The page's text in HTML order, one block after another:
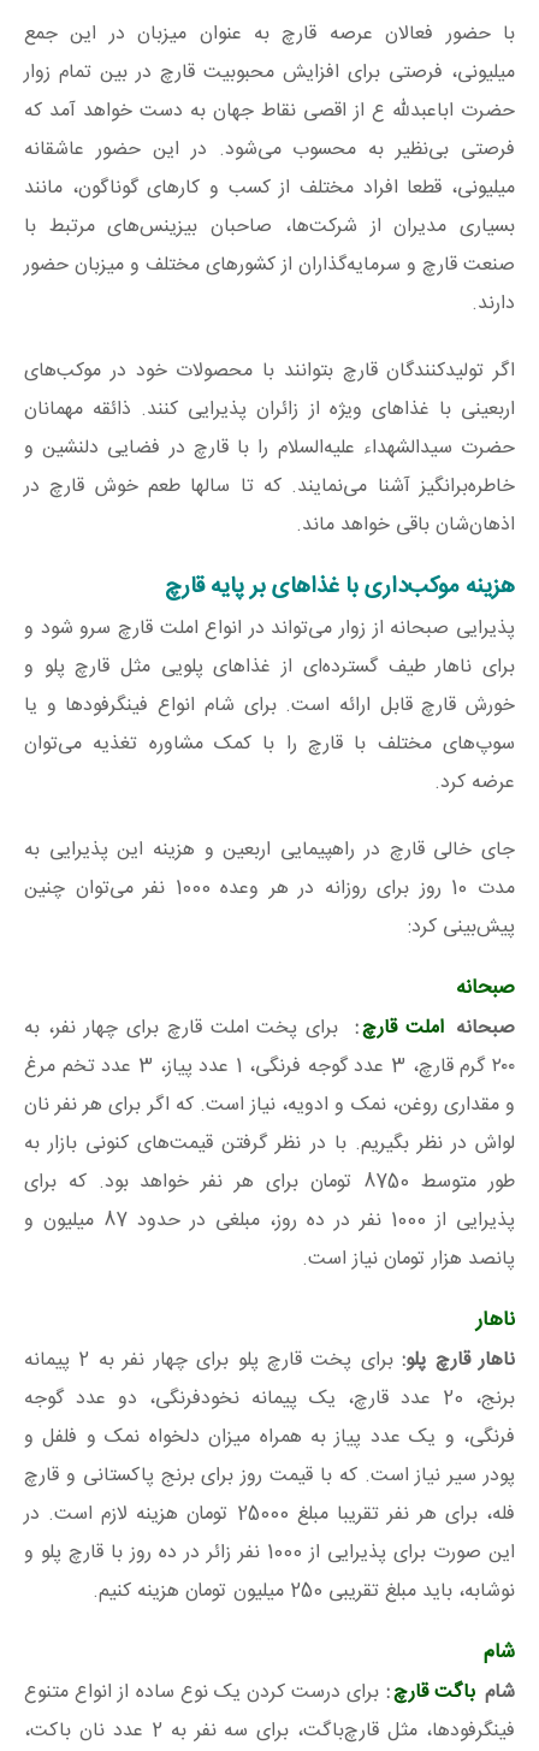
با حضور فعالان عرصه قارچ به عنوان میزبان در این جمع
میلیونی، فرصتی برای افزایش محبوبیت قارچ در بین تمام زوار
حضرت ابا‌عبدلله ع از اقصی نقاط جهان به دست خواهد آمد که
فرصتی بی‌نظیر به محسوب می‌شود. در این حضور عاشقانه
میلیونی، قطعا افراد مختلف از کسب و کارهای گوناگون، مانند
بسیاری مدیران از شرکت‌ها، صاحبان بیزینس‌های مرتبط با
صنعت قارچ و سرمایه‌گذاران از کشورهای مختلف و میزبان حضور
دارند.
اگر تولیدکنندگان قارچ بتوانند با محصولات خود در موکب‌های
اربعینی با غذاهای ویژه از زائران پذیرایی کنند. ذائقه مهمانان
حضرت سیدالشهداء علیه‌السلام را با قارچ در فضایی دلنشین و
خاطره‌برانگیز آشنا می‌نمایند. که تا سالها طعم خوش قارچ در
اذهان‌شان باقی خواهد ماند.
هزینه موکب‌داری با غذاهای بر پایه قارچ
پذیرایی صبحانه از زوار می‌تواند در انواع املت قارچ سرو شود و
برای ناهار طیف گسترده‌ای از غذاهای پلویی مثل قارچ پلو و
خورش قارچ قابل ارائه است. برای شام انواع فینگرفودها و یا
سوپ‌های مختلف با قارچ را با کمک مشاوره تغذیه می‌توان
عرضه کرد.
جای خالی قارچ در راهپیمایی اربعین و هزینه این پذیرایی به
مدت 10 روز برای روزانه در هر وعده 1000 نفر می‌توان چنین
پیش‌بینی کرد:
صبحانه
صبحانه املت قارچ: برای پخت املت قارچ برای چهار نفر، به
۲۰۰ گرم قارچ، 3 عدد گوجه فرنگی، 1 عدد پیاز، 3 عدد تخم مرغ
و مقداری روغن، نمک و ادویه، نیاز است. که اگر برای هر نفر نان
لواش در نظر بگیریم. با در نظر گرفتن قیمت‌های کنونی بازار به
طور متوسط 8750 تومان برای هر نفر خواهد بود. که برای
پذیرایی از 1000 نفر در ده روز، مبلغی در حدود 87 میلیون و
پانصد هزار تومان نیاز است.
ناهار
ناهارقارچ پلو:
برای پخت قارچ پلو برای چهار نفر به 2 پیمانه
برنج، 20 عدد قارچ، یک پیمانه نخودفرنگی، دو عدد گوجه
فرنگی، و یک عدد پیاز به همراه میزان دلخواه نمک و فلفل و
پودر سیر نیاز است. که با قیمت روز برای برنج پاکستانی و قارچ
فله، برای هر نفر تقریبا مبلغ 25000 تومان هزینه لازم است. در
این صورت برای پذیرایی از 1000 نفر زائر در ده روز با قارچ پلو و
نوشابه، باید مبلغ تقریبی 250 میلیون تومان هزینه کنیم.
شام
شام باگت قارچ: برای درست کردن یک نوع ساده از انواع متنوع
فینگرفودها، مثل قارچ‌باگت، برای سه نفر به 2 عدد نان باکت،